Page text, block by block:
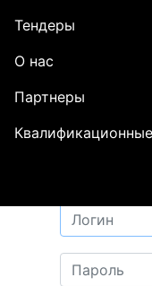
Тендеры
О нас
Партнеры